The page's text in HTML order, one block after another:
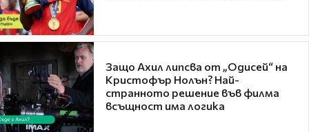
Защо Ахил липсва от „Одисей“ на
Кристофър Нолън? Най-
странното решение във филма
всъщност има логика